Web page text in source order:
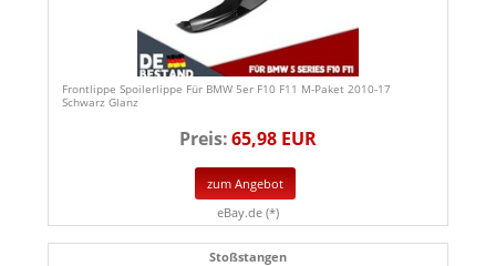
Frontlippe Spoilerlippe Für BMW 5er F10 F11 M-Paket 2010-17
Schwarz Glanz
Preis:65,98 EUR
zum Angebot
eBay.de (*)
Stoßstangen